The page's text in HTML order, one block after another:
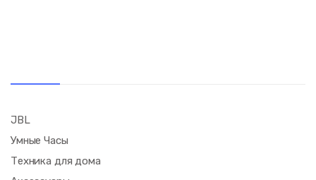
JBL
Умные Часы
Техника для дома